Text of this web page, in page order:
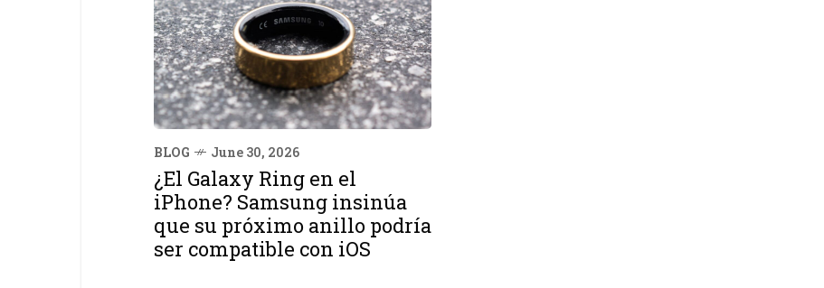
BLOG June 30, 2026
¿El Galaxy Ring en el
iPhone? Samsung insinúa
que su próximo anillo podría
ser compatible con iOS